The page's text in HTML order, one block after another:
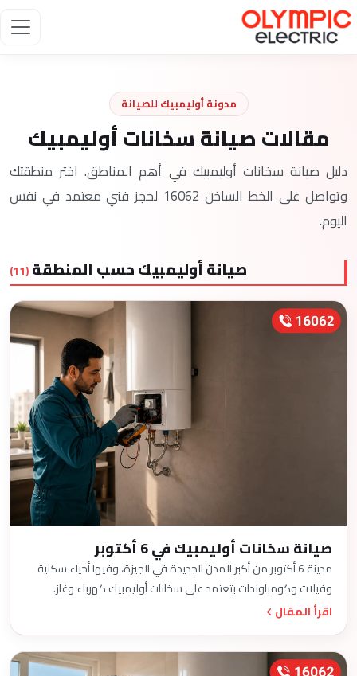
مدونة أوليمبيك للصيانة
مقالات صيانة سخانات أوليمبيك
دليل صيانة سخانات أوليمبيك في أهم المناطق. اختر منطقتك
وتواصل على الخط الساخن 16062 لحجز فني معتمد في نفس
اليوم.
صيانة أوليمبيك حسب المنطقة(11)
صيانة سخانات أوليمبيك في 6 أكتوبر
مدينة 6 أكتوبر من أكبر المدن الجديدة في الجيزة، وفيها أحياء سكنية
وفيلات وكومباوندات بتعتمد على سخانات أوليمبيك كهرباء وغاز.
اقرأ المقال